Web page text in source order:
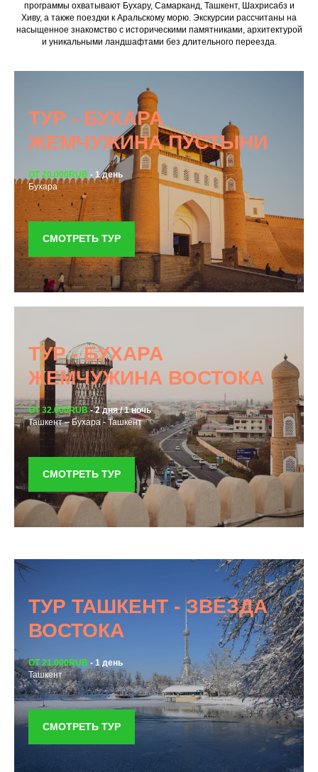
программы охватывают Бухару, Самарканд, Ташкент, Шахрисабз и
Хиву, а также поездки к Аральскому морю. Экскурсии рассчитаны на
насыщенное знакомство с историческими памятниками, архитектурой
и уникальными ландшафтами без длительного переезда.
ТУР - БУХАРА
ЖЕМЧУЖИНА ПУСТЫНИ
ОТ 20.000RUB - 1 день
Бухара
СМОТРЕТЬ ТУР
ТУР - БУХАРА
ЖЕМЧУЖИНА ВОСТОКА
ОТ 32.000RUB - 2 дня / 1 ночь
Ташкент – Бухара - Ташкент
СМОТРЕТЬ ТУР
ТУР ТАШКЕНТ - ЗВЕЗДА
ВОСТОКА
ОТ 21.000RUB - 1 день
Ташкент
СМОТРЕТЬ ТУР